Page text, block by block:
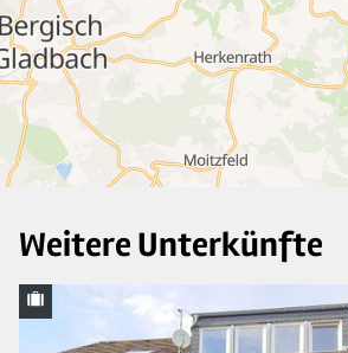
3
Weitere Unterkünfte